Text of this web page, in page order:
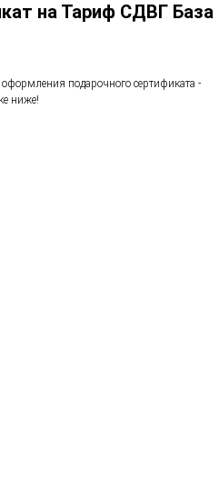
на Тариф СДВГ База
подарочного сертификата -
ниже!